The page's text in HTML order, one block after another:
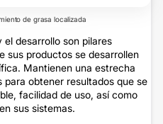
de grasa localizada
el desarrollo son pilares
sus productos se desarrollen
Mantienen una estrecha
obtener resultados que se
facilidad de uso, así como
sus sistemas.